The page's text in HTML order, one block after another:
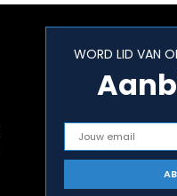
WORD LID VAN